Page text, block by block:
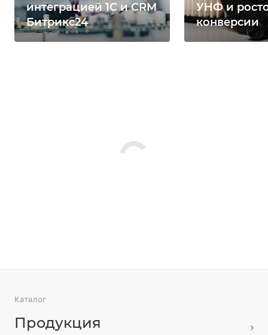
интеграцией 1С и CRM
Битрикс24
УНФ и
конверсии
Каталог
Продукция